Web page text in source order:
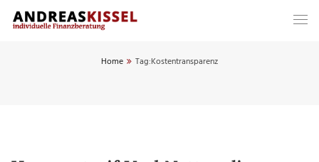
Home Tag:Kostentransparenz